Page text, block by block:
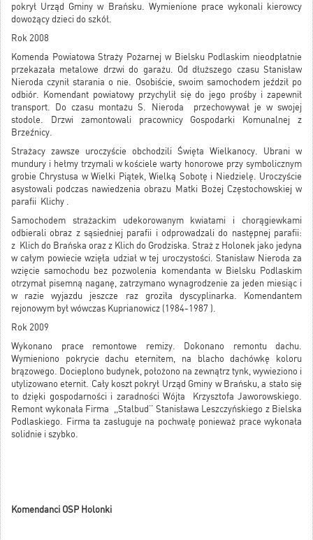
pokrył Urząd Gminy w Brańsku. Wymienione prace wykonali kierowcy
dowożący dzieci do szkół.
Rok 2008
Komenda Powiatowa Straży Pożarnej w Bielsku Podlaskim nieodpłatnie
przekazała metalowe drzwi do garażu. Od dłuższego czasu Stanisław
Nieroda czynił starania o nie. Osobiście, swoim samochodem jeździł po
odbiór. Komendant powiatowy przychylił się do jego prośby i zapewnił
transport. Do czasu montażu S. Nieroda przechowywał je w swojej
stodole. Drzwi zamontowali pracownicy Gospodarki Komunalnej z
Brzeźnicy.
Strażacy zawsze uroczyście obchodzili Święta Wielkanocy. Ubrani w
mundury i hełmy trzymali w kościele warty honorowe przy symbolicznym
grobie Chrystusa w Wielki Piątek, Wielką Sobotę i Niedzielę. Uroczyście
asystowali podczas nawiedzenia obrazu Matki Bożej Częstochowskiej w
parafii Klichy .
Samochodem strażackim udekorowanym kwiatami i chorągiewkami
odbierali obraz z sąsiedniej parafii i odprowadzali do następnej parafii:
z Klich do Brańska oraz z Klich do Grodziska. Straż z Holonek jako jedyna
w całym powiecie wzięła udział w tej uroczystości. Stanisław Nieroda za
wzięcie samochodu bez pozwolenia komendanta w Bielsku Podlaskim
otrzymał pisemną naganę, zatrzymano wynagrodzenie za jeden miesiąc i
w razie wyjazdu jeszcze raz groziła dyscyplinarka. Komendantem
rejonowym był wówczas Kuprianowicz (1984-1987 ).
Rok 2009
Wykonano prace remontowe remizy. Dokonano remontu dachu.
Wymieniono pokrycie dachu eternitem, na blacho dachówkę koloru
brązowego. Docieplono budynek, położono na zewnątrz tynk, wywieziono i
utylizowano eternit. Cały koszt pokrył Urząd Gminy w Brańsku, a stało się
to dzięki gospodarności i zaradności Wójta Krzysztofa Jaworowskiego.
Remont wykonała Firma ,,Stalbud’’ Stanisława Leszczyńskiego z Bielska
Podlaskiego. Firma ta zasługuje na pochwałę ponieważ prace wykonała
solidnie i szybko.
Komendanci OSP Holonki